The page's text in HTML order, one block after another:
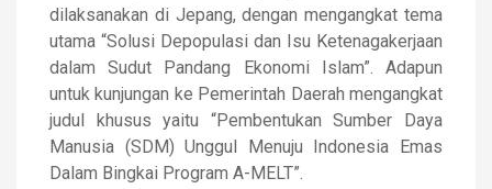
dilaksanakan di Jepang, dengan mengangkat tema
utama “Solusi Depopulasi dan Isu Ketenagakerjaan
dalam Sudut Pandang Ekonomi Islam”. Adapun
untuk kunjungan ke Pemerintah Daerah mengangkat
judul khusus yaitu “Pembentukan Sumber Daya
Manusia (SDM) Unggul Menuju Indonesia Emas
Dalam Bingkai Program A-MELT”.